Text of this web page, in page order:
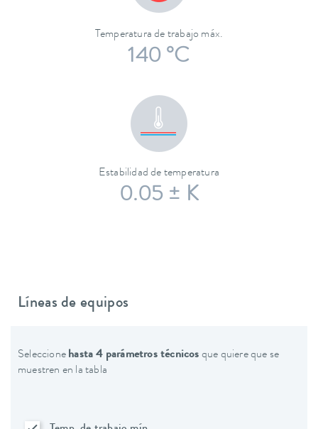
Temperatura de trabajo máx.
140 °C
Estabilidad de temperatura
0.05 ± K
Líneas de equipos
Seleccione hasta 4 parámetros técnicos que quiere que se
muestren en la tabla